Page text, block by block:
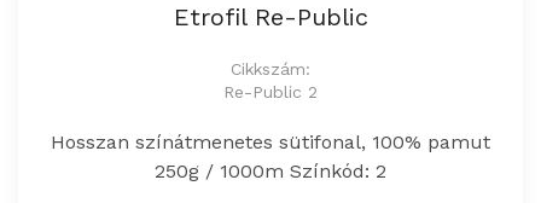
Etrofil Re-Public
Cikkszám:
Re-Public 2
Hosszan színátmenetes sütifonal, 100% pamut
250g / 1000m Színkód: 2